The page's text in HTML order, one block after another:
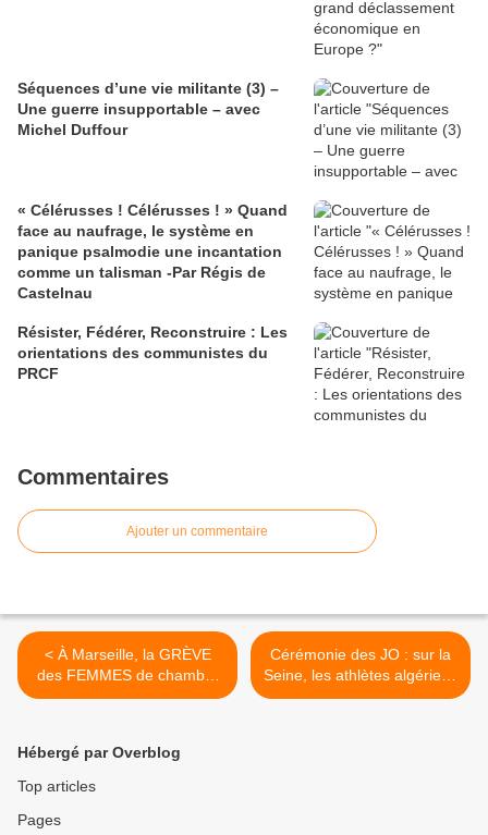
Séquences d’une vie militante (3) –
Une guerre insupportable – avec
Michel Duffour
« Célérusses ! Célérusses ! » Quand
face au naufrage, le système en
panique psalmodie une incantation
comme un talisman -Par Régis de
Castelnau
Résister, Fédérer, Reconstruire : Les
orientations des communistes du
PRCF
Commentaires
Ajouter un commentaire
< À Marseille, la GRÈVE
des FEMMES de chambre
continue
Cérémonie des JO : sur la
Seine, les athlètes algériens
jettent des roses en
Hébergé par Overblog
Top articles
Pages